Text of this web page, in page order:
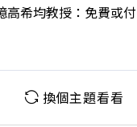
高希均教授：免費或付
換個主題看看